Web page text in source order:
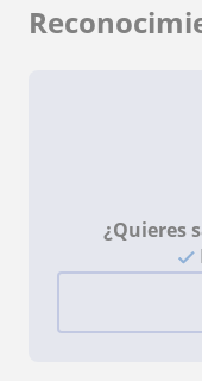
¿Quieres